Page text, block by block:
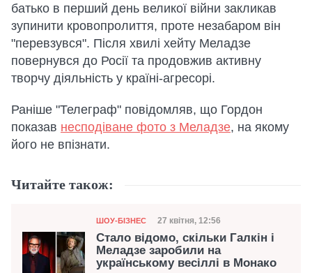
батько в перший день великої війни закликав
зупинити кровопролиття, проте незабаром він
"перевзувся". Після хвилі хейту Меладзе
повернувся до Росії та продовжив активну
творчу діяльність у країні-агресорі.
Раніше "Телеграф" повідомляв, що Гордон
показав несподіване фото з Меладзе, на якому
його не впізнати.
Читайте також:
Категорія
ШОУ-БІЗНЕС Дата публікації
27 квітня, 12:56
Стало відомо, скільки Галкін і
Меладзе заробили на
українському весіллі в Монако